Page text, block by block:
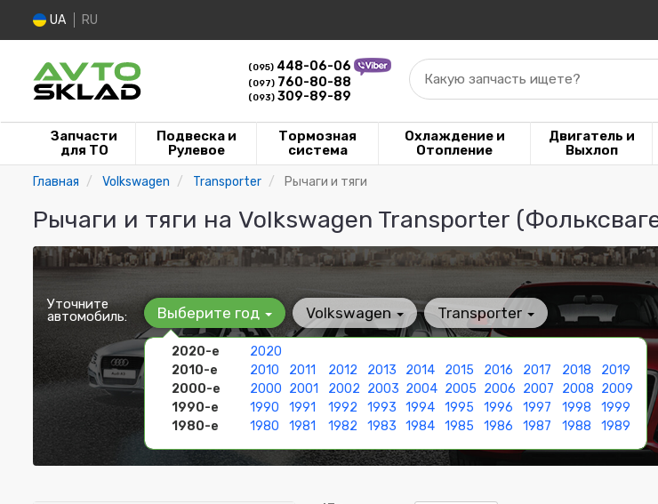
UA RU
(095) 448-06-06
(097) 760-80-88
(093) 309-89-89
Какую запчасть ищете?
Запчасти
для ТО
Подвеска и
Рулевое
Тормозная
система
Охлаждение и
Отопление
Двигатель и
Выхлоп
Главная Volkswagen Transporter Рычаги и тяги
Рычаги и тяги на Volkswagen Transporter
Уточните
автомобиль: Выберите год
2020-е
2020
2010-е
2010 2011 2012 2013 2014 2015 2016 2017 2018
2019
2000-е
2000 2001 2002 2003 2004 2005 2006 2007 2008 2009
1990-е
1990 1991 1992 1993 1994 1995 1996 1997 1998
1999
1980-е
1980 1981 1982 1983 1984 1985 1986 1987 1988 1989
Volkswagen Transporter